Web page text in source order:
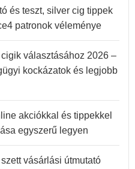
és teszt, silver cig tippek
patronok véleménye
választásához 2026 –
kockázatok és legjobb
akciókkal és tippekkel
egyszerű legyen
vásárlási útmutató